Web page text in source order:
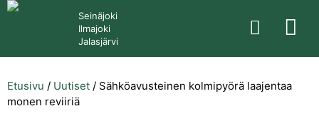
Seinäjoki
Ilmajoki
Jalasjärvi
Etusivu / Uutiset / Sähköavusteinen kolmipyörä laajentaa
monen reviiriä